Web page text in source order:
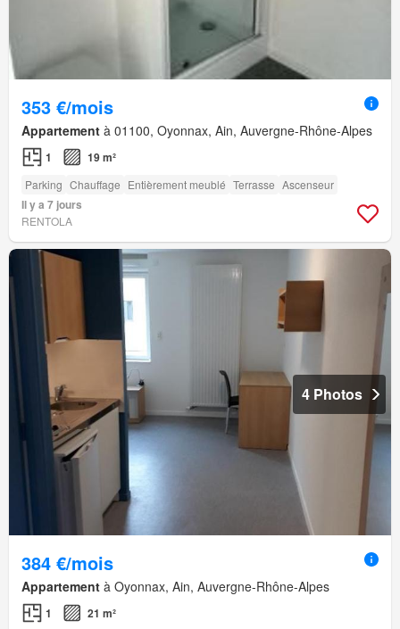
353 €/mois
Appartement à 01100, Oyonnax, Ain, Auvergne-Rhône-Alpes
1 19 m²
Parking Chauffage Entièrement meublé Terrasse Ascenseur
Il y a 7 jours
RENTOLA
4 Photos
384 €/mois
Appartement à Oyonnax, Ain, Auvergne-Rhône-Alpes
1 21 m²